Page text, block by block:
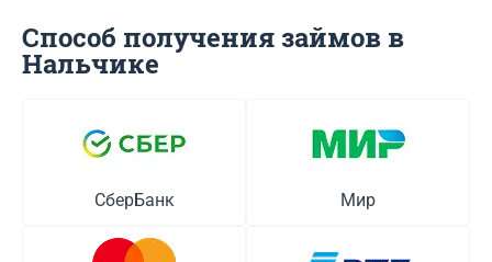
Способ получения займов в
Нальчике
СберБанк Мир